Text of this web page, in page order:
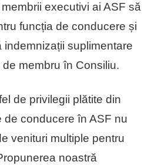
executivi ai ASF să
funcția de conducere și
suplimentare
membru în Consiliu.
de privilegii plătite din
de conducere în ASF nu
venituri multiple pentru
noastră